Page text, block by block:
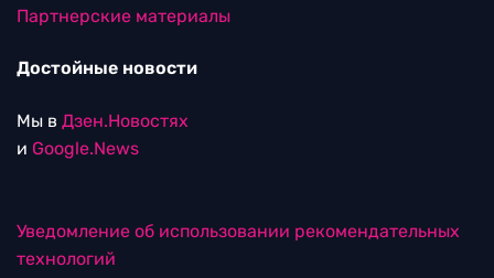
Партнерские материалы
Достойные новости
Мы в Дзен.Новостях
и Google.News
Уведомление об использовании рекомендательных
технологий